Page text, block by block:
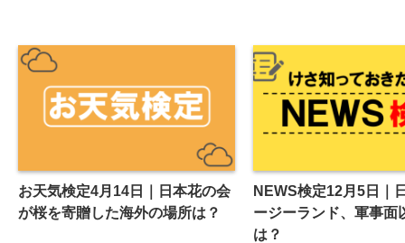
お天気検定4月14日｜日本花の会
が桜を寄贈した海外の場所は？
NEWS検定12月5日｜
ージーランド、軍事面
は？